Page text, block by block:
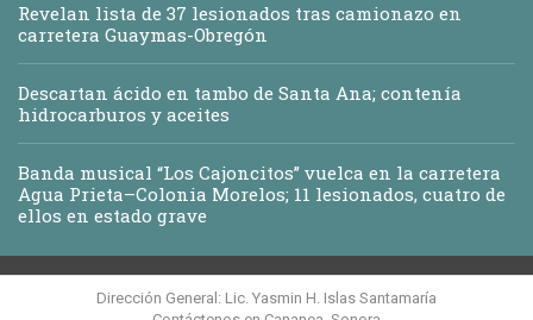
Revelan lista de 37 lesionados tras camionazo en
carretera Guaymas-Obregón
Descartan ácido en tambo de Santa Ana; contenía
hidrocarburos y aceites
Banda musical “Los Cajoncitos” vuelca en la carretera
Agua Prieta–Colonia Morelos; 11 lesionados, cuatro de
ellos en estado grave
Dirección General: Lic. Yasmin H. Islas Santamaría